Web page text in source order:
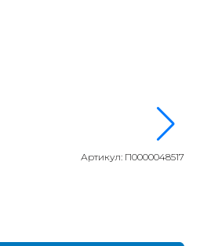
Артикул: П0000048517